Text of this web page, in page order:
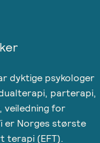
dyktige psykologer
parterapi,
veiledning for
er Norges største
terapi (EFT).